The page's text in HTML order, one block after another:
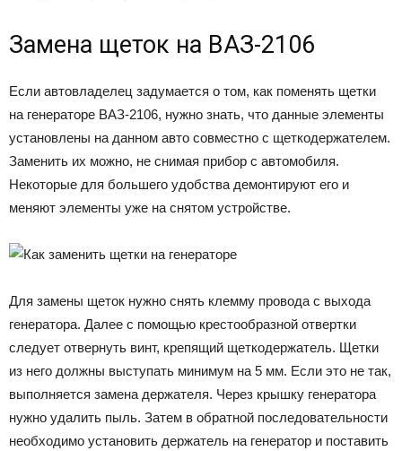
Замена щеток на ВАЗ-2106
Если автовладелец задумается о том, как поменять щетки
на генераторе ВАЗ-2106, нужно знать, что данные элементы
установлены на данном авто совместно с щеткодержателем.
Заменить их можно, не снимая прибор с автомобиля.
Некоторые для большего удобства демонтируют его и
меняют элементы уже на снятом устройстве.
Для замены щеток нужно снять клемму провода с выхода
генератора. Далее с помощью крестообразной отвертки
следует отвернуть винт, крепящий щеткодержатель. Щетки
из него должны выступать минимум на 5 мм. Если это не так,
выполняется замена держателя. Через крышку генератора
нужно удалить пыль. Затем в обратной последовательности
необходимо установить держатель на генератор и поставить